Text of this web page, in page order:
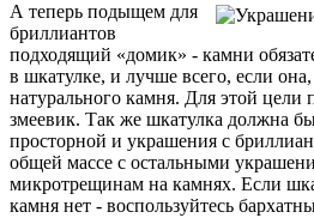
А теперь подыщем для
бриллиантов
подходящий «домик» - камни
в шкатулке, и лучше всего, если
натурального камня. Для этой цели
змеевик. Так же шкатулка должна
просторной и украшения с
общей массе с остальными
микротрещинам на камнях. Если
камня нет - воспользуйтесь